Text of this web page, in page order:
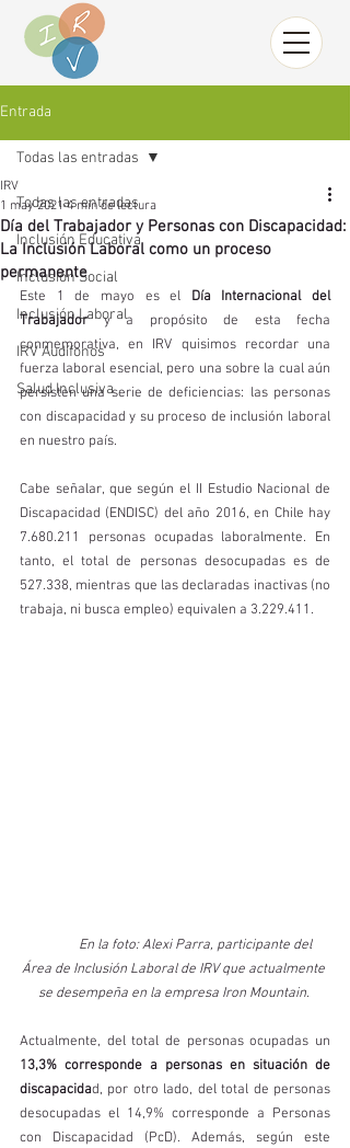
Entrada
Todas las entradas
Inclusión Educativa
Inclusión Social
Inclusión Laboral
IRV Audífonos
Salud Inclusiva
Todas las entradas
Día del Trabajador y Personas con Discapacidad:
La Inclusión Laboral como un proceso
permanente
IRV
1 may 2021 4 min de lectura
Este 1 de mayo es el Día Internacional del
Trabajador y a propósito de esta fecha
conmemorativa, en IRV quisimos recordar una
fuerza laboral esencial, pero una sobre la cual aún
persisten una serie de deficiencias: las personas
con discapacidad y su proceso de inclusión laboral
en nuestro país.
Cabe señalar, que según el II Estudio Nacional de
Discapacidad (ENDISC) del año 2016, en Chile hay
7.680.211 personas ocupadas laboralmente. En
tanto, el total de personas desocupadas es de
527.338, mientras que las declaradas inactivas (no
trabaja, ni busca empleo) equivalen a 3.229.411.
En la foto: Alexi Parra, participante del
Área de Inclusión Laboral de IRV que actualmente
se desempeña en la empresa Iron Mountain.
13,3% corresponde a personas en situación de
discapacidad, por otro lado, del total de personas
desocupadas el 14,9% corresponde a Personas
con Discapacidad (PcD). Además, según este